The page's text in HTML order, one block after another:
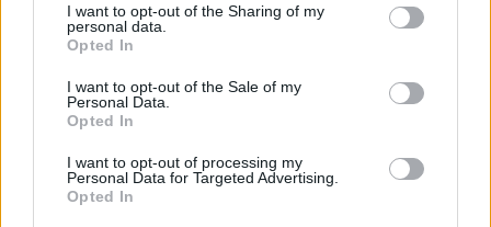
I want to opt-out of the Sharing of my
personal data.
Opted In
I want to opt-out of the Sale of my
Personal Data.
Opted In
I want to opt-out of processing my
Personal Data for Targeted Advertising.
Opted In
2024. augusztus 13., kedd
Nyugdíj-újraszámítás: még a héten
elrajtol a sokak számára nagyobb
juttatást hozó végzések
kézbesítése